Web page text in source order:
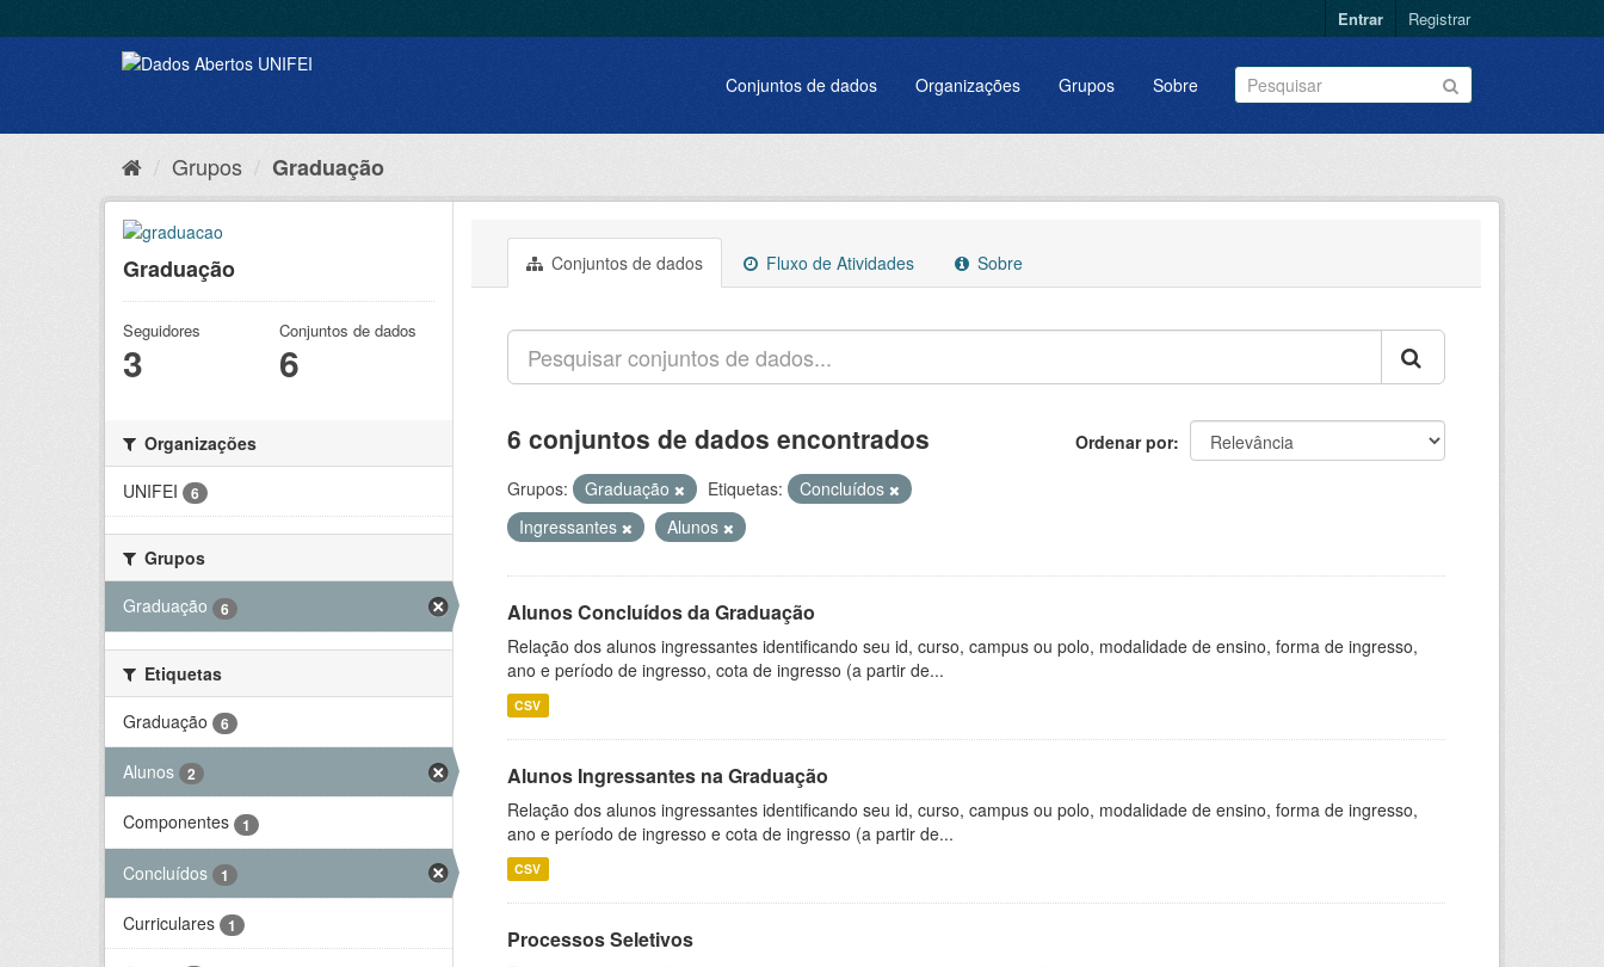
Entrar Registrar
Conjuntos de dados Organizações Grupos Sobre
Grupos Graduação
Graduação
Seguidores
3
Conjuntos de dados
6
Organizações
UNIFEI
6
Grupos
Graduação
6
Etiquetas
Graduação
6
Alunos 2
Componentes 1
Concluídos 1
Curriculares 1
Conjuntos de dados Fluxo de Atividades Sobre
Ordenar por
6 conjuntos de dados encontrados
Grupos: Graduação Etiquetas:
Concluídos
Ingressantes
Alunos
Alunos Concluídos da Graduação
Relação dos alunos ingressantes identificando seu id, curso, campus ou polo, modalidade de ensino, forma de ingresso,
ano e período de ingresso, cota de ingresso (a partir de...
CSV
Alunos Ingressantes na Graduação
Relação dos alunos ingressantes identificando seu id, curso, campus ou polo, modalidade de ensino, forma de ingresso,
ano e período de ingresso e cota de ingresso (a partir de...
CSV
Processos Seletivos